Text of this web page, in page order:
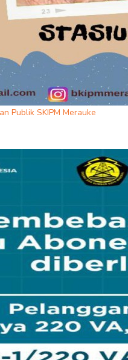
Publik SKIPM Merauke